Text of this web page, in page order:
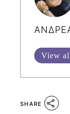
View
SHARE